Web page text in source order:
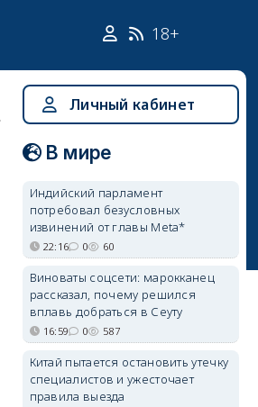
18+
Личный кабинет
В мире
Индийский парламент
потребовал безусловных
извинений от главы Meta*
22:16 0 60
Виноваты соцсети: марокканец
рассказал, почему решился
вплавь добраться в Сеуту
16:59 0 587
Китай пытается остановить утечку
специалистов и ужесточает
правила выезда